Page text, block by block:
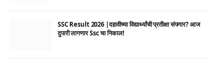
SSC Result 2026 |दहावीच्या विद्यार्थ्यांची प्रतीक्षा संपणार? आज
दुपारी लागणार Ssc चा निकाल!